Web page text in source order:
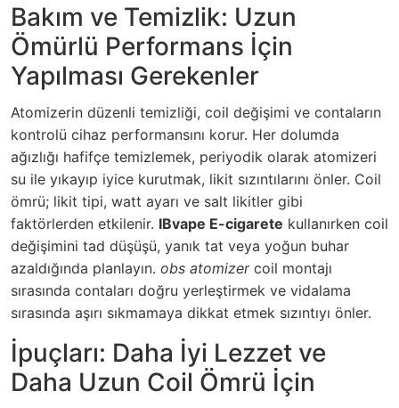
Bakım ve Temizlik: Uzun
Ömürlü Performans İçin
Yapılması Gerekenler
Atomizerin düzenli temizliği, coil değişimi ve contaların
kontrolü cihaz performansını korur. Her dolumda
ağızlığı hafifçe temizlemek, periyodik olarak atomizeri
su ile yıkayıp iyice kurutmak, likit sızıntılarını önler. Coil
ömrü; likit tipi, watt ayarı ve salt likitler gibi
faktörlerden etkilenir. IBvape E-cigarete kullanırken coil
değişimini tad düşüşü, yanık tat veya yoğun buhar
azaldığında planlayın. obs atomizercoil montajı
sırasında contaları doğru yerleştirmek ve vidalama
sırasında aşırı sıkmamaya dikkat etmek sızıntıyı önler.
İpuçları: Daha İyi Lezzet ve
Daha Uzun Coil Ömrü İçin